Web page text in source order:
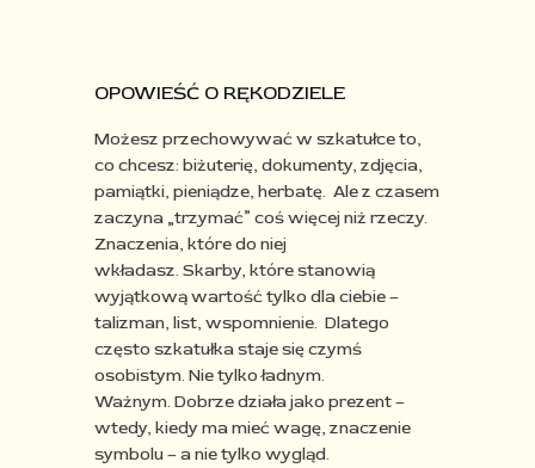
OPOWIEŚĆ O RĘKODZIELE
Możesz przechowywać w szkatułce to,
co chcesz: biżuterię, dokumenty, zdjęcia,
pamiątki, pieniądze, herbatę. Ale z czasem
zaczyna „trzymać” coś więcej niż rzeczy.
Znaczenia, które do niej
wkładasz. Skarby, które stanowią
wyjątkową wartość tylko dla ciebie –
talizman, list, wspomnienie. Dlatego
często szkatułka staje się czymś
osobistym. Nie tylko ładnym.
Ważnym. Dobrze działa jako prezent –
wtedy, kiedy ma mieć wagę, znaczenie
symbolu – a nie tylko wygląd.